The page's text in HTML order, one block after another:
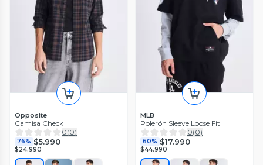
Opposite
Camisa Check
0(0)
76% $5.990
$24.990
MLB
Polerón Sleeve Loose Fit
0(0)
60% $17.990
$44.990